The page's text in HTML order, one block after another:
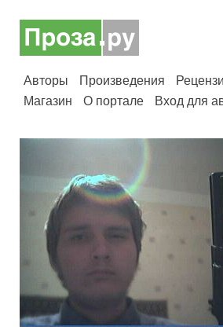
Авторы Произведения
Магазин
О портале Вход для